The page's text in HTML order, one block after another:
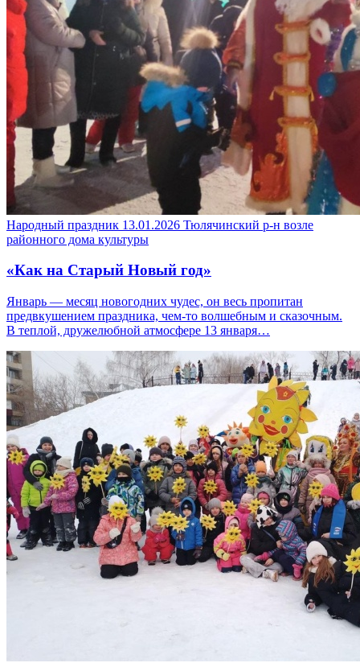
Народный праздник 13.01.2026 Тюлячинский р-н возле
районного дома культуры
«Как на Старый Новый год»
Январь — месяц новогодних чудес, он весь пропитан
предвкушением праздника, чем-то волшебным и сказочным.
В теплой, дружелюбной атмосфере 13 января…